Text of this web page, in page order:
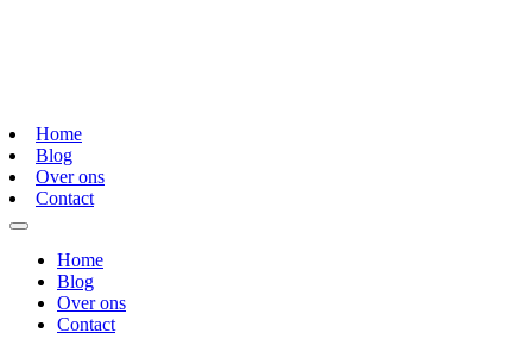
Home
Blog
Over ons
Contact
Home
Blog
Over ons
Contact